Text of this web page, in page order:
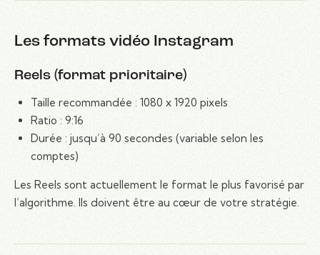
Les formats vidéo Instagram
Reels (format prioritaire)
Taille recommandée : 1080 x 1920 pixels
Ratio : 9:16
Durée : jusqu’à 90 secondes (variable selon les
comptes)
Les Reels sont actuellement le format le plus favorisé par
l’algorithme. Ils doivent être au cœur de votre stratégie.